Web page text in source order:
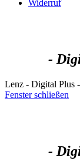
Widerruf
-
Lenz - Digital Plus
Fenster schließen
-